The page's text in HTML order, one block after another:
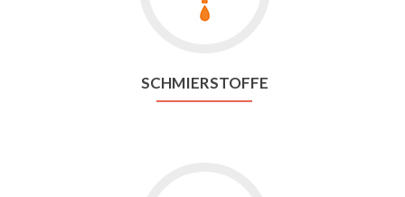
SCHMIERSTOFFE